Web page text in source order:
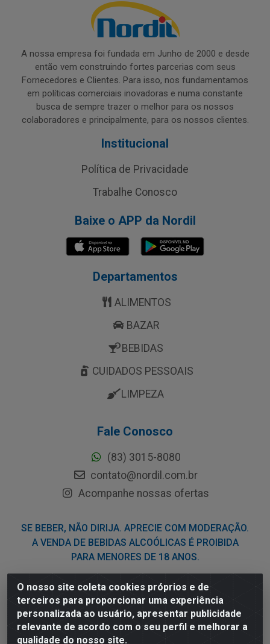
O nosso site coleta cookies próprios e de
terceiros para proporcionar uma experiência
personalizada ao usuário, apresentar publicidade
relevante de acordo com o seu perfil e melhorar a
qualidade do nosso site.
A nossa empresa foi fundada em Junho de 2000 e desde
então vem construindo fortes parcerias com seus
Fornecedores e Clientes. Para isso, nos fundamentamos
em políticas comerciais inovadoras e numa constante
busca de sempre trazer o melhor para os nossos
colaboradores e principalmente, para os nossos clientes.
Institucional
Política de Privacidade
Trabalhe Conosco
Baixe o APP da Nordil
Departamentos
ALIMENTOS
BAZAR
BEBIDAS
CUIDADOS PESSOAIS
LIMPEZA
Fale Conosco
(83) 3015-8080
contato@nordil.com.br
Acompanhe nossas ofertas
SE BEBER, NÃO DIRIJA. APRECIE COM MODERAÇÃO.
A VENDA DE BEBIDAS ALCOÓLICAS É PROIBIDA
PARA MENORES DE 18 ANOS.
Nordil Distribuidora - Avenida Liberdade, 2738, Bloco F -
Sesi - Bayeux/PB - CEP 58.111-400 - CNPJ
03.775.813/0001-41